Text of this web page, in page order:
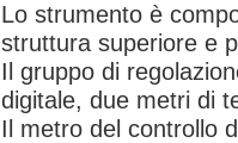
Lo strumento è
struttura superiore e
Il gruppo di
digitale, due metri di
Il metro del controllo